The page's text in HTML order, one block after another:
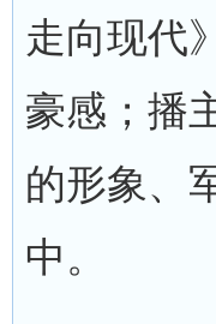
走向现代
豪感；播
的形象、
中。